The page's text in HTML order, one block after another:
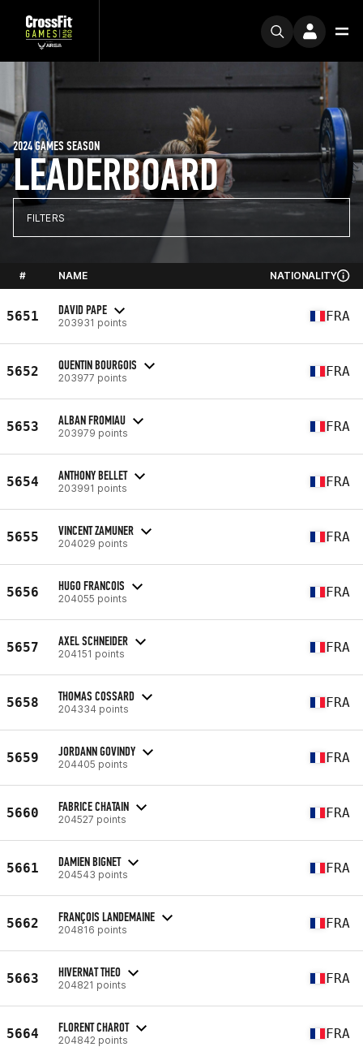
LEADERBOARD
2024 GAMES SEASON
FILTERS
# NAME NATIONALITY
5651 DAVID PAPE
203931 points FRA
5652 QUENTIN BOURGOIS
203977 points FRA
5653 ALBAN FROMIAU
203979 points FRA
5654 ANTHONY BELLET
203991 points FRA
5655 VINCENT ZAMUNER
204029 points FRA
5656 HUGO FRANCOIS
204055 points FRA
5657 AXEL SCHNEIDER
204151 points FRA
5658 THOMAS COSSARD
204334 points FRA
5659 JORDANN GOVINDY
204405 points FRA
5660 FABRICE CHATAIN
204527 points FRA
5661 DAMIEN BIGNET
204543 points FRA
5662 FRANÇOIS LANDEMAINE
204816 points FRA
5663 HIVERNAT THEO
204821 points FRA
5664 FLORENT CHAROT
204842 points FRA